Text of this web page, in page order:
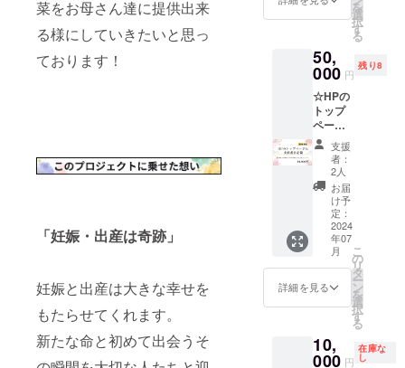
菜をお母さん達に提供出来
る様にしていきたいと思っ
ております！
「妊娠・出産は奇跡」
妊娠と出産は大きな幸せを
もたらせてくれます。
新たな命と初めて出会うそ
た方と
メール
にて日
程調整
＋リン
クを送
付しま
す） ・
対面
（ご支
援いた
だいた
方と
メール
にて日
程調整
しま
象、交
通費の
社名or
御社名
or個人
名を記
載させ
ていた
だきま
す。 ●
メール
アドレ
スをご
記載く
ださい
●備考欄
に会社
名また
はお名
前をご
記載く
を
選
択
す
る
50,
000 円
残り8
☆HPの
トップ
ページ
に御社
名or御
社名＋
ロゴor
個人名
を記載
【限定
10名】
HPの
トップ
ページ
に御社
名or御
ロゴor
個人名
支援
者：
2人
お届
け予
定：
2024
年07
月
詳細を見る
こ
の
リ
タ
ー
ン
を
選
択
す
る
10,
000 円
在庫な
し